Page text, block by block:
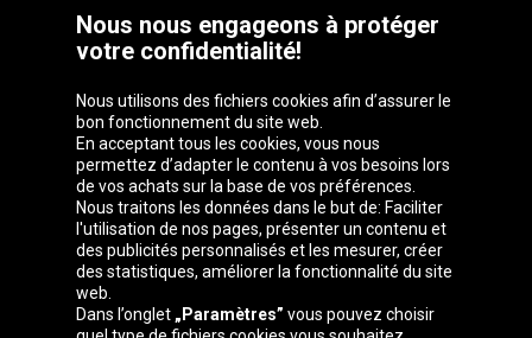
Groupe Oponeo
Česká
republika
Deutschland Éire España
Nous nous engageons à protéger
votre confidentialité!
Nous utilisons des fichiers cookies afin d’assurer le
bon fonctionnement du site web.
En acceptant tous les cookies, vous nous
permettez d’adapter le contenu à vos besoins lors
de vos achats sur la base de vos préférences.
Nous traitons les données dans le but de: Faciliter
l'utilisation de nos pages, présenter un contenu et
des publicités personnalisés et les mesurer, créer
des statistiques, améliorer la fonctionnalité du site
web.
Dans l’onglet „Paramètres” vous pouvez choisir